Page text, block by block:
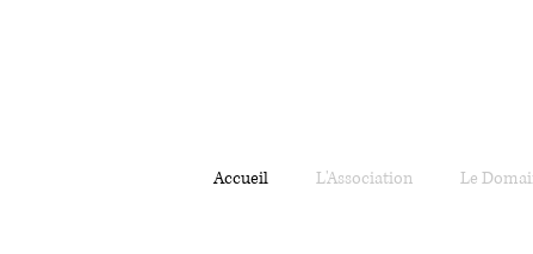
Accueil L'Association Le